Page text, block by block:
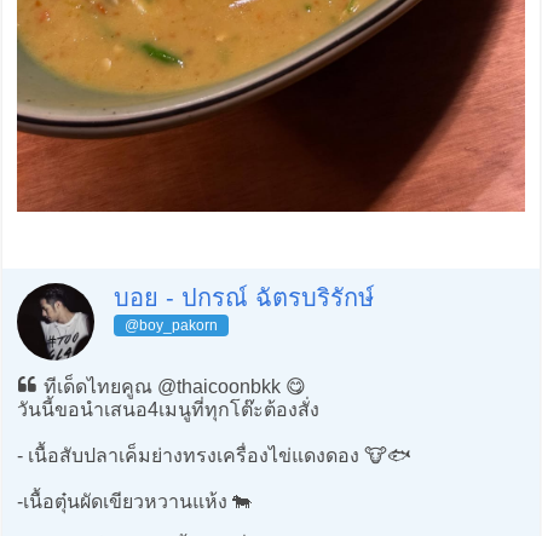
บอย - ปกรณ์ ฉัตรบริรักษ์
@boy_pakorn
ทีเด็ดไทยคูณ @thaicoonbkk 😋
วันนี้ขอนำเสนอ4เมนูที่ทุกโต๊ะต้องสั่ง
- เนื้อสับปลาเค็มย่างทรงเครื่องไข่แดงดอง 🐮🐟
-เนื้อตุ๋นผัดเขียวหวานแห้ง 🐄